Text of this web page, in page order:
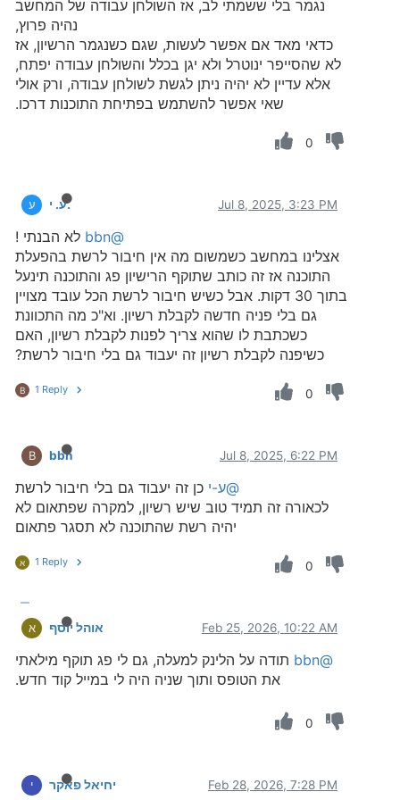
נגמר בלי ששמתי לב, אז השולחן עבודה של המחשב
נהיה פרוץ,
כדאי מאד אם אפשר לעשות, שגם כשנגמר הרשיון, אז
לא שהסייפר ינוטרל ולא יגן בכלל והשולחן עבודה יפתח,
אלא עדיין לא יהיה ניתן לגשת לשולחן עבודה, ורק אולי
שאי אפשר להשתמש בפתיחת התוכנות דרכו.
0
ע ע. י. Jul 8, 2025, 3:23 PM
@bbn
לא הבנתי !
אצלינו במחשב כשמשום מה אין חיבור לרשת בהפעלת
התוכנה אז זה כותב שתוקף הרישיון פג והתוכנה תינעל
בתוך 30 דקות. אבל כשיש חיבור לרשת הכל עובד מצויין
גם בלי פניה חדשה לקבלת רשיון. וא"כ מה התכוונת
כשכתבת לו שהוא צריך לפנות לקבלת רשיון, האם
כשיפנה לקבלת רשיון זה יעבוד גם בלי חיבור לרשת?
B 1 Reply 0
B bbn Jul 8, 2025, 6:22 PM
@ע-י כן זה יעבוד גם בלי חיבור לרשת
לכאורה זה תמיד טוב שיש רשיון, למקרה שפתאום לא
יהיה רשת שהתוכנה לא תסגר פתאום
א 1 Reply 0
א אוהל יוסף Feb 25, 2026, 10:22 AM
@bbn
תודה על הלינק למעלה, גם לי פג תוקף מילאתי
את הטופס ותוך שניה היה לי במייל קוד חדש.
0
י יחיאל פאקר Feb 28, 2026, 7:28 PM